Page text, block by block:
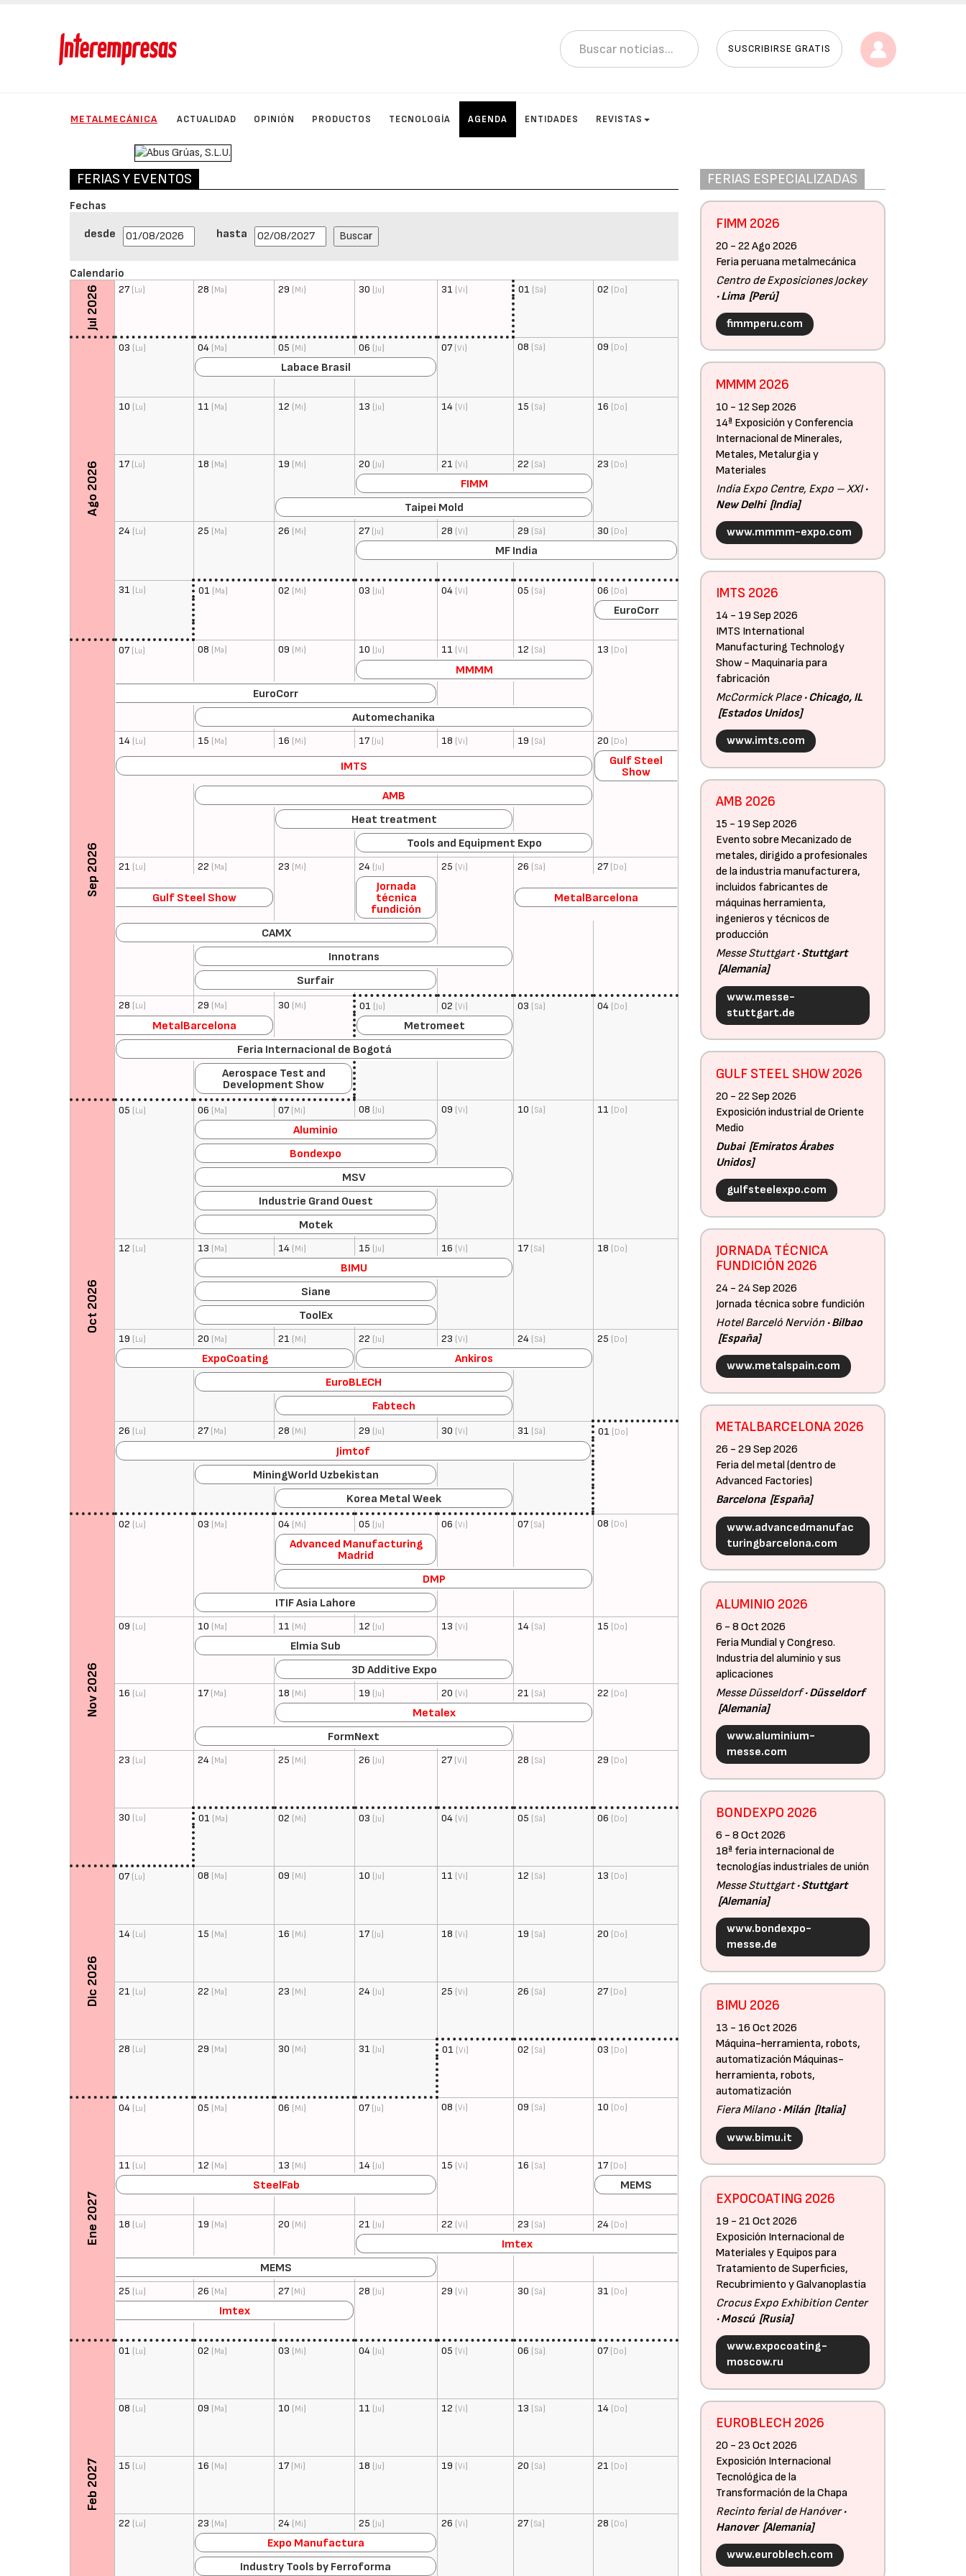
SUSCRIBIRSE GRATIS
METALMECÁNICA ACTUALIDAD OPINIÓN PRODUCTOS TECNOLOGÍA AGENDA ENTIDADES REVISTAS
FERIAS Y EVENTOS
Fechas
desde hasta
Calendario
Jul 2026 27(Lu) 28 (Ma) 29 (Mi) 30 (Ju) 31 (Vi) 01 (Sá) 02 (Do)
Ago 2026
03 (Lu) 04 (Ma) 05 (Mi) 06 (Ju) 07(Vi) 08 (Sá) 09 (Do)
Labace Brasil
10 (Lu) 11 (Ma) 12 (Mi) 13 (Ju) 14 (Vi) 15 (Sá) 16 (Do)
17(Lu) 18 (Ma) 19 (Mi) 20 (Ju) 21 (Vi) 22 (Sá) 23 (Do)
FIMM
Taipei Mold
24 (Lu) 25 (Ma) 26 (Mi) 27(Ju) 28 (Vi) 29 (Sá) 30 (Do)
MF India
31 (Lu) 01 (Ma) 02 (Mi) 03 (Ju) 04 (Vi) 05 (Sá) 06 (Do)
EuroCorr
Sep 2026
07(Lu) 08 (Ma) 09 (Mi) 10 (Ju) 11 (Vi) 12 (Sá) 13 (Do)
MMMM
EuroCorr
Automechanika
14 (Lu) 15 (Ma) 16 (Mi) 17(Ju) 18 (Vi) 19 (Sá) 20 (Do)
IMTS
Gulf Steel
Show
AMB
Heat treatment
Tools and Equipment Expo
21 (Lu) 22 (Ma) 23 (Mi) 24 (Ju) 25 (Vi) 26 (Sá) 27(Do)
Gulf Steel Show
Jornada
técnica
fundición
MetalBarcelona
CAMX
Innotrans
Surfair
28 (Lu) 29 (Ma) 30 (Mi) 01 (Ju) 02 (Vi) 03 (Sá) 04 (Do)
MetalBarcelona
Metromeet
Feria Internacional de Bogotá
Aerospace Test and
Development Show
Oct 2026
05 (Lu) 06 (Ma) 07(Mi) 08 (Ju) 09 (Vi) 10 (Sá) 11 (Do)
Aluminio
Bondexpo
MSV
Industrie Grand Ouest
Motek
12 (Lu) 13 (Ma) 14 (Mi) 15 (Ju) 16 (Vi) 17(Sá) 18 (Do)
BIMU
Siane
ToolEx
19 (Lu) 20 (Ma) 21 (Mi) 22 (Ju) 23 (Vi) 24 (Sá) 25 (Do)
ExpoCoating
Ankiros
EuroBLECH
Fabtech
26 (Lu) 27(Ma) 28 (Mi) 29 (Ju) 30 (Vi) 31 (Sá) 01 (Do)
Jimtof
MiningWorld Uzbekistan
Korea Metal Week
Nov 2026
02 (Lu) 03 (Ma) 04 (Mi) 05 (Ju) 06 (Vi) 07(Sá) 08 (Do)
Advanced Manufacturing
Madrid
DMP
ITIF Asia Lahore
09 (Lu) 10 (Ma) 11 (Mi) 12 (Ju) 13 (Vi) 14 (Sá) 15 (Do)
Elmia Sub
3D Additive Expo
16 (Lu) 17(Ma) 18 (Mi) 19 (Ju) 20 (Vi) 21 (Sá) 22 (Do)
Metalex
FormNext
23 (Lu) 24 (Ma) 25 (Mi) 26 (Ju) 27(Vi) 28 (Sá) 29 (Do)
30 (Lu) 01 (Ma) 02 (Mi) 03 (Ju) 04 (Vi) 05 (Sá) 06 (Do)
Dic 2026
07(Lu) 08 (Ma) 09 (Mi) 10 (Ju) 11 (Vi) 12 (Sá) 13 (Do)
14 (Lu) 15 (Ma) 16 (Mi) 17(Ju) 18 (Vi) 19 (Sá) 20 (Do)
21 (Lu) 22 (Ma) 23 (Mi) 24 (Ju) 25 (Vi) 26 (Sá) 27(Do)
28 (Lu) 29 (Ma) 30 (Mi) 31 (Ju) 01 (Vi) 02 (Sá) 03 (Do)
Ene 2027
04 (Lu) 05 (Ma) 06 (Mi) 07(Ju) 08 (Vi) 09 (Sá) 10 (Do)
11 (Lu) 12 (Ma) 13 (Mi) 14 (Ju) 15 (Vi) 16 (Sá) 17(Do)
SteelFab MEMS
18 (Lu) 19 (Ma) 20 (Mi) 21 (Ju) 22 (Vi) 23 (Sá) 24 (Do)
Imtex
MEMS
25 (Lu) 26 (Ma) 27(Mi) 28 (Ju) 29 (Vi) 30 (Sá) 31 (Do)
Imtex
Feb 2027
01 (Lu) 02 (Ma) 03 (Mi) 04 (Ju) 05 (Vi) 06 (Sá) 07(Do)
08 (Lu) 09 (Ma) 10 (Mi) 11 (Ju) 12 (Vi) 13 (Sá) 14 (Do)
15 (Lu) 16 (Ma) 17(Mi) 18 (Ju) 19 (Vi) 20 (Sá) 21 (Do)
22 (Lu) 23 (Ma) 24 (Mi) 25 (Ju) 26 (Vi) 27(Sá) 28 (Do)
Expo Manufactura
Industry Tools by Ferroforma
FERIAS ESPECIALIZADAS
FIMM 2026
20 - 22 Ago 2026
Feria peruana metalmecánica
Centro de Exposiciones Jockey
Lima Perú
fimmperu.com
MMMM 2026
10 - 12 Sep 2026
14ª Exposición y Conferencia
Internacional de Minerales,
Metales, Metalurgia y
Materiales
India Expo Centre, Expo – XXI
New Delhi India
www.mmmm-expo.com
IMTS 2026
14 - 19 Sep 2026
IMTS International
Manufacturing Technology
Show - Maquinaria para
fabricación
McCormick Place Chicago, IL
Estados Unidos
www.imts.com
AMB 2026
15 - 19 Sep 2026
Evento sobre Mecanizado de
metales, dirigido a profesionales
de la industria manufacturera,
incluidos fabricantes de
máquinas herramienta,
ingenieros y técnicos de
producción
Messe Stuttgart Stuttgart
Alemania
www.messe-
stuttgart.de
GULF STEEL SHOW 2026
20 - 22 Sep 2026
Exposición industrial de Oriente
Medio
Dubai Emiratos Árabes
Unidos
gulfsteelexpo.com
JORNADA TÉCNICA
FUNDICIÓN 2026
24 - 24 Sep 2026
Jornada técnica sobre fundición
Hotel Barceló Nervión Bilbao
España
www.metalspain.com
METALBARCELONA 2026
26 - 29 Sep 2026
Feria del metal (dentro de
Advanced Factories)
Barcelona España
www.advancedmanufac
turingbarcelona.com
ALUMINIO 2026
6 - 8 Oct 2026
Feria Mundial y Congreso.
Industria del aluminio y sus
aplicaciones
Messe Düsseldorf Düsseldorf
Alemania
www.aluminium-
messe.com
BONDEXPO 2026
6 - 8 Oct 2026
18ª feria internacional de
tecnologías industriales de unión
Messe Stuttgart Stuttgart
Alemania
www.bondexpo-
messe.de
BIMU 2026
13 - 16 Oct 2026
Máquina-herramienta, robots,
automatización Máquinas-
herramienta, robots,
automatización
Fiera Milano Milán Italia
www.bimu.it
EXPOCOATING 2026
19 - 21 Oct 2026
Exposición Internacional de
Materiales y Equipos para
Tratamiento de Superficies,
Recubrimiento y Galvanoplastia
Crocus Expo Exhibition Center
Moscú Rusia
www.expocoating-
moscow.ru
EUROBLECH 2026
20 - 23 Oct 2026
Exposición Internacional
Tecnológica de la
Transformación de la Chapa
Recinto ferial de Hanóver
Hanover Alemania
www.euroblech.com